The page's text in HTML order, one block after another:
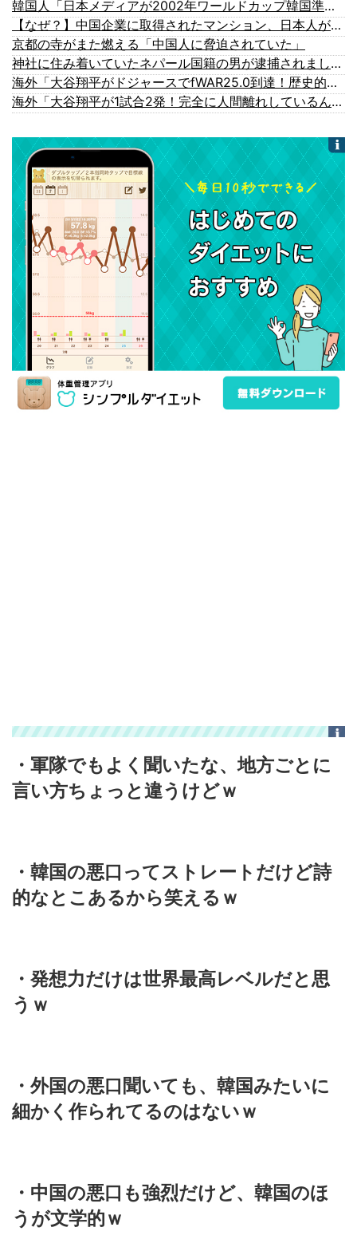
韓国人「日本メディアが2002年ワールドカップ韓国準決勝も調査すべきと主張！」→「英国メディアも一斉に指摘‥」
【なぜ？】中国企業に取得されたマンション、日本人が出ていきネパール人で埋まる
京都の寺がまた燃える「中国人に脅迫されていた」
神社に住み着いていたネパール国籍の男が逮捕されました #移民 #外国人
海外「大谷翔平がドジャースでfWAR25.0到達！歴史的ペースに海外騒然…」
海外「大谷翔平が1試合2発！完全に人間離れしているんだが…」
・軍隊でもよく聞いたな、地方ごとに
言い方ちょっと違うけどｗ
・韓国の悪口ってストレートだけど詩
的なとこあるから笑えるｗ
・発想力だけは世界最高レベルだと思
うｗ
・外国の悪口聞いても、韓国みたいに
細かく作られてるのはないｗ
・中国の悪口も強烈だけど、韓国のほ
うが文学的ｗ